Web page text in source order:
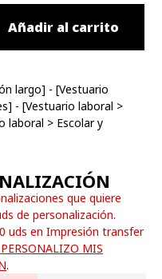
Añadir al carrito
largo] - [Vestuario
] - [Vestuario laboral >
laboral > Escolar y
que quiere
de personalización.
uds en Impresión transfer
MIS
.